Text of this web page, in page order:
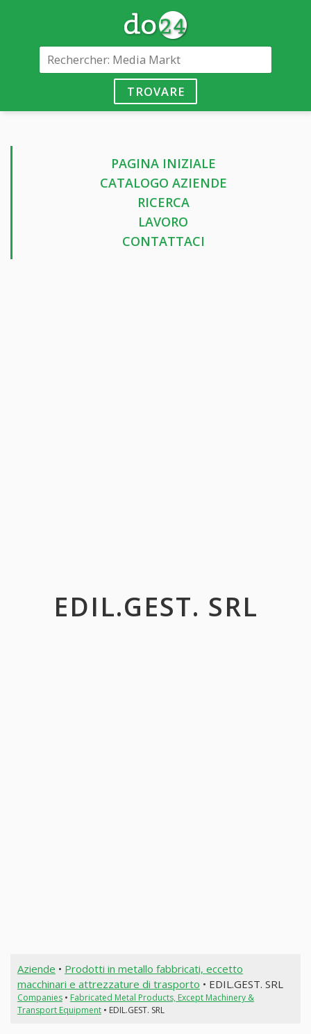
TROVARE
PAGINA INIZIALE
CATALOGO AZIENDE
RICERCA
LAVORO
CONTATTACI
EDIL.GEST. SRL
Aziende • Prodotti in metallo fabbricati, eccetto
macchinari e attrezzature di trasporto • EDIL.GEST. SRL
Companies• Fabricated Metal Products, Except Machinery &
Transport Equipment• EDIL.GEST. SRL